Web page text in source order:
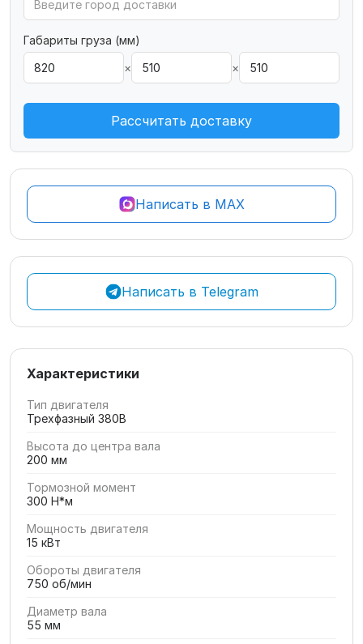
Габариты груза (мм)
×
×
Рассчитать доставку
Написать в MAX
Написать в Telegram
Характеристики
Тип двигателя
Трехфазный 380В
Высота до центра вала
200 мм
Тормозной момент
300 Н*м
Мощность двигателя
15 кВт
Обороты двигателя
750 об/мин
Диаметр вала
55 мм